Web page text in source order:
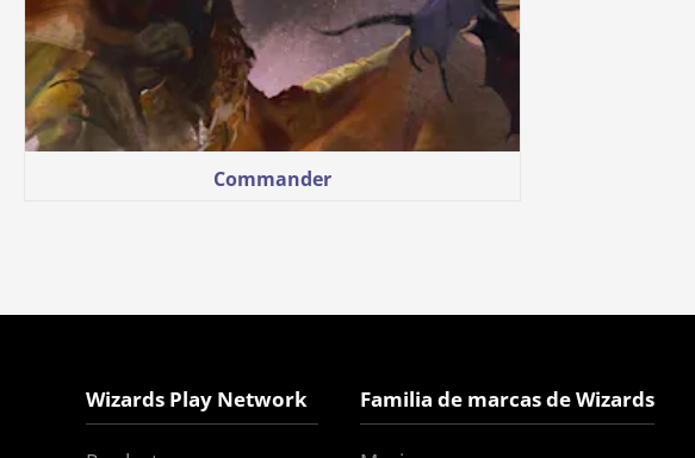
Commander
Wizards Play Network Familia de marcas de Wizards